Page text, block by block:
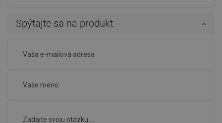
Spýtajte sa na produkt